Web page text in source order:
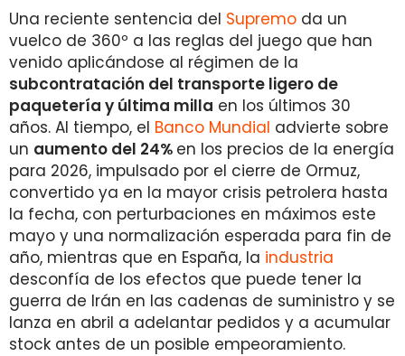
Una reciente sentencia del Supremo da un
vuelco de 360º a las reglas del juego que han
venido aplicándose al régimen de la
subcontratación del transporte ligero de
paquetería y última milla en los últimos 30
años. Al tiempo, el Banco Mundial advierte sobre
un aumento del 24% en los precios de la energía
para 2026, impulsado por el cierre de Ormuz,
convertido ya en la mayor crisis petrolera hasta
la fecha, con perturbaciones en máximos este
mayo y una normalización esperada para fin de
año, mientras que en España, la industria
desconfía de los efectos que puede tener la
guerra de Irán en las cadenas de suministro y se
lanza en abril a adelantar pedidos y a acumular
stock antes de un posible empeoramiento.